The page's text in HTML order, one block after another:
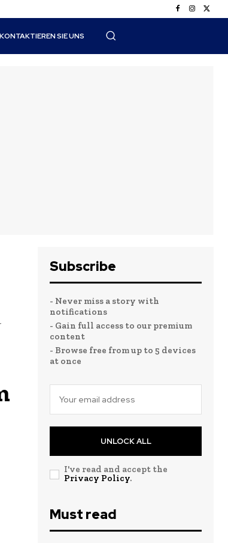
KONTAKTIEREN SIE UNS
Subscribe
- Never miss a story with
notifications
- Gain full access to our premium
content
- Browse free from up to 5 devices
at once
UNLOCK ALL
I've read and accept the
Privacy Policy.
Must read